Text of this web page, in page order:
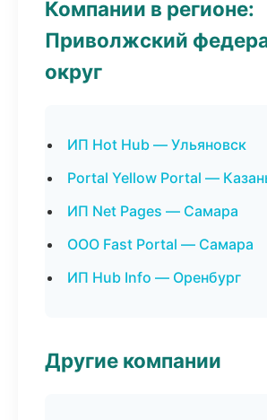
Компании в регионе:
Приволжский
округ
ИП Hot Hub — Ульяновск
Portal Yellow Portal —
ИП Net Pages — Самара
ООО Fast Portal — Самара
ИП Hub Info — Оренбург
Другие компании